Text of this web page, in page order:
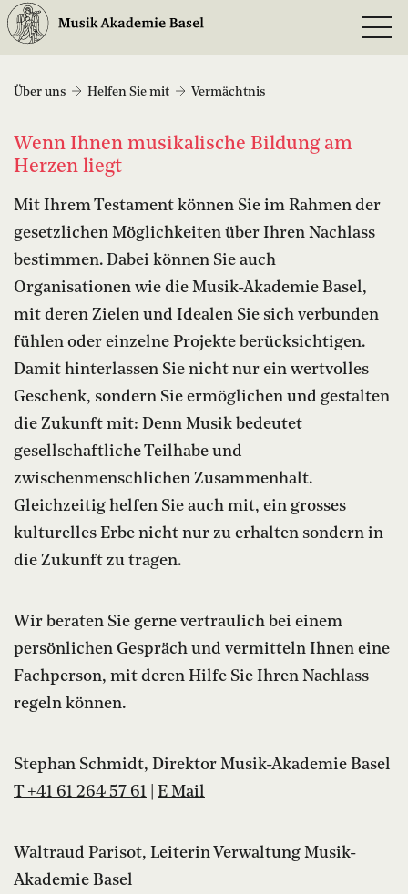
Über uns Helfen Sie mit Vermächtnis
Wenn Ihnen musikalische Bildung am
Herzen liegt
Mit Ihrem Testament können Sie im Rahmen der
gesetzlichen Möglichkeiten über Ihren Nachlass
bestimmen. Dabei können Sie auch
Organisationen wie die Musik-Akademie Basel,
mit deren Zielen und Idealen Sie sich verbunden
fühlen oder einzelne Projekte berücksichtigen.
Damit hinterlassen Sie nicht nur ein wertvolles
Geschenk, sondern Sie ermöglichen und gestalten
die Zukunft mit: Denn Musik bedeutet
gesellschaftliche Teilhabe und
zwischenmenschlichen Zusammenhalt.
Gleichzeitig helfen Sie auch mit, ein grosses
kulturelles Erbe nicht nur zu erhalten sondern in
die Zukunft zu tragen.
Wir beraten Sie gerne vertraulich bei einem
persönlichen Gespräch und vermitteln Ihnen eine
Fachperson, mit deren Hilfe Sie Ihren Nachlass
regeln können.
Stephan Schmidt, Direktor Musik-Akademie Basel
T +41 61 264 57 61
E Mail
Waltraud Parisot, Leiterin Verwaltung Musik-
Akademie Basel